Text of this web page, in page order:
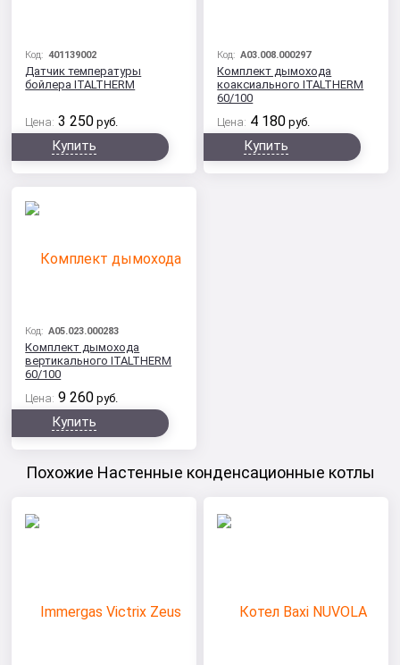
Код:401139002
Датчик температуры
бойлера ITALTHERM
Цена: 3 250 руб.
Купить
Код:A03.008.000297
Комплект дымохода
коаксиального ITALTHERM
60/100
Цена: 4 180 руб.
Купить
Код:A05.023.000283
Комплект дымохода
вертикального ITALTHERM
60/100
Цена: 9 260 руб.
Купить
Похожие Настенные конденсационные котлы